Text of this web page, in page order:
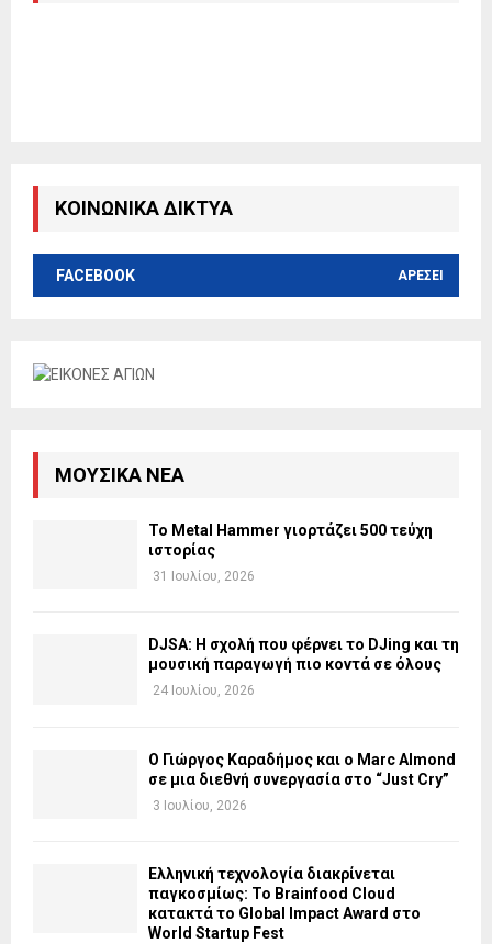
ΚΟΙΝΩΝΙΚΑ ΔΙΚΤΥΑ
FACEBOOK ΑΡΈΣΕΙ
ΜΟΥΣΙΚΆ ΝΈΑ
Το Metal Hammer γιορτάζει 500 τεύχη
ιστορίας
31 Ιουλίου, 2026
DJSA: Η σχολή που φέρνει το DJing και τη
μουσική παραγωγή πιο κοντά σε όλους
24 Ιουλίου, 2026
Ο Γιώργος Καραδήμος και ο Marc Almond
σε μια διεθνή συνεργασία στο “Just Cry”
3 Ιουλίου, 2026
Ελληνική τεχνολογία διακρίνεται
παγκοσμίως: Το Brainfood Cloud
κατακτά το Global Impact Award στο
World Startup Fest